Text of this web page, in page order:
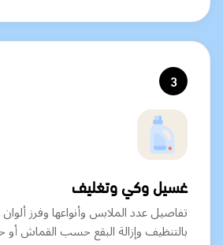
3
غسيل وكي وتغليف
تفاصيل عدد الملابس وأنواعها وفرز
بالتنظيف وإزالة البقع حسب القماش